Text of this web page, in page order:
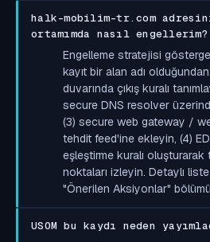
halk-mobilim-tr.com
ortamımda nasıl engellerim?
Engelleme stratejisi
kayıt bir alan adı
duvarında çıkış kuralı
secure DNS resolver
(3) secure web gateway /
tehdit feed'ine ekleyin, (4)
eşleştirme kuralı
noktaları izleyin. Detaylı
"Önerilen Aksiyonlar"
USOM bu kaydı neden